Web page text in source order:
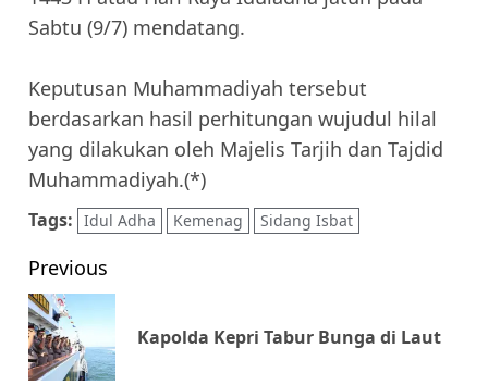
Sabtu (9/7) mendatang.
Keputusan Muhammadiyah tersebut
berdasarkan hasil perhitungan wujudul hilal
yang dilakukan oleh Majelis Tarjih dan Tajdid
Muhammadiyah.(*)
Tags: Idul Adha Kemenag Sidang Isbat
Post
navigation
Previous
Kapolda Kepri Tabur Bunga di Laut